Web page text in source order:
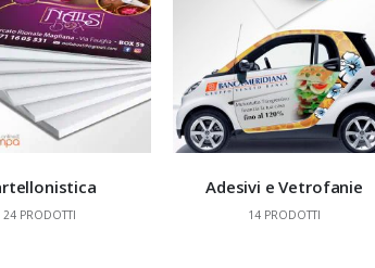
24 PRODOTTI
Adesivi e Vetrofanie
14 PRODOTTI